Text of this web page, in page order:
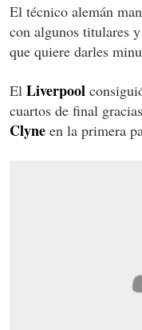
El técnico alemán
con algunos titulares
que quiere darles
El Liverpool
cuartos de final
Clyne en la primera